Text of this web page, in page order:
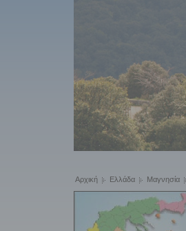
Αρχική Ελλάδα Μαγνησία